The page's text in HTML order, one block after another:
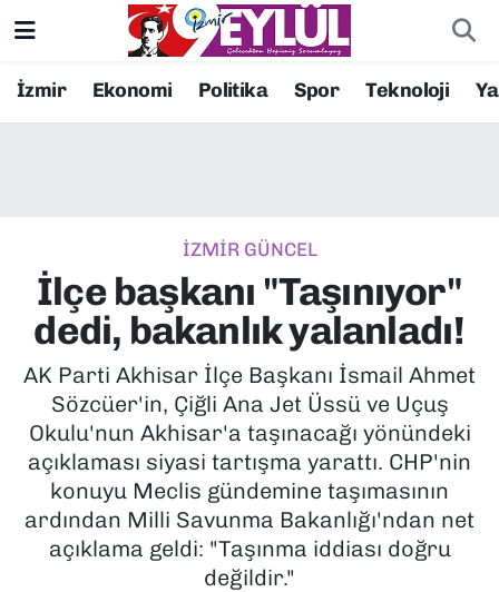
İzmir Ekonomi Politika Spor Teknoloji
İZMİR GÜNCEL
İlçe başkanı "Taşınıyor"
dedi, bakanlık yalanladı!
AK Parti Akhisar İlçe Başkanı İsmail Ahmet
Sözcüer'in, Çiğli Ana Jet Üssü ve Uçuş
Okulu'nun Akhisar'a taşınacağı yönündeki
açıklaması siyasi tartışma yarattı. CHP'nin
konuyu Meclis gündemine taşımasının
ardından Milli Savunma Bakanlığı'ndan net
açıklama geldi: "Taşınma iddiası doğru
değildir."
Resmi İlanlar
EKONOMİ
KÜLTÜR SANAT
MAGAZİN
POLİTİKA
SAĞLIK
Konak Nöbetçi Eczaneler
Süper Lig Puan Durumu ve Fikstür
Tüm Manşetler
Son Dakika Haberleri
Haber Arşivi